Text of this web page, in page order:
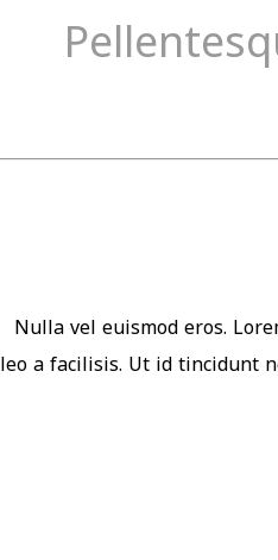
Nulla vel euismod eros.
leo a facilisis. Ut id tincidunt